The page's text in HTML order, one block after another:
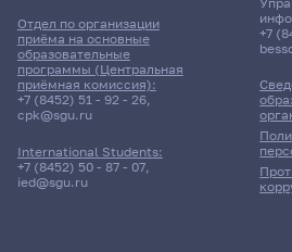
Отдел по организации
приёма на основные
образовательные
программы (Центральная
приёмная комиссия):
+7 (8452) 51 - 92 - 26,
cpk@sgu.ru
International Students:
+7 (8452) 50 - 87 - 07,
ied@sgu.ru
+7